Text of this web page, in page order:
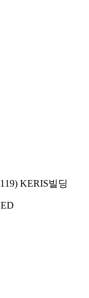
KERIS빌딩